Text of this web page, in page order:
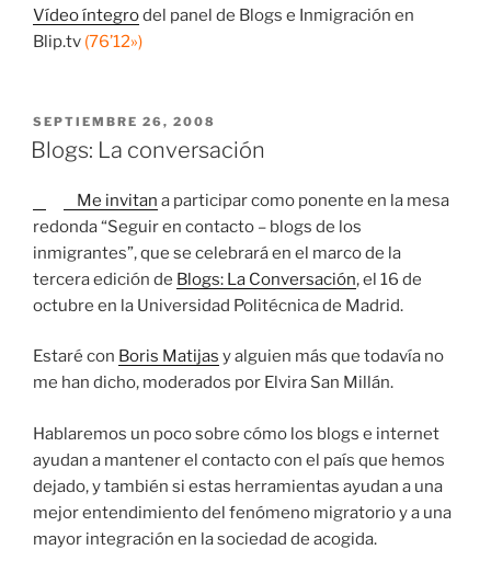
Vídeo íntegrodel panel de Blogs e Inmigración en
Blip.tv (76’12»)
PUBLICADO
EL
SEPTIEMBRE 26, 2008
Blogs: La conversación
Me invitan a participar como ponente en la mesa
redonda “Seguir en contacto – blogs de los
inmigrantes”, que se celebrará en el marco de la
tercera edición de Blogs: La Conversación, el 16 de
octubre en la Universidad Politécnica de Madrid.
Estaré con Boris Matijas y alguien más que todavía no
me han dicho, moderados por Elvira San Millán.
Hablaremos un poco sobre cómo los blogs e internet
ayudan a mantener el contacto con el país que hemos
dejado, y también si estas herramientas ayudan a una
mejor entendimiento del fenómeno migratorio y a una
mayor integración en la sociedad de acogida.